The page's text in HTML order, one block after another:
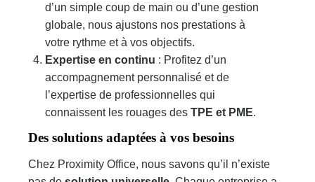
d’un simple coup de main ou d’une gestion
globale, nous ajustons nos prestations à
votre rythme et à vos objectifs.
Expertise en continu : Profitez d’un
accompagnement personnalisé et de
l’expertise de professionnelles qui
connaissent les rouages des TPE et PME.
Des solutions adaptées à vos besoins
Chez Proximity Office, nous savons qu’il n’existe